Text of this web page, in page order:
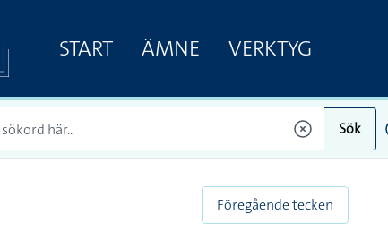
START ÄMNE VERKTYG
Sök
Föregående tecken